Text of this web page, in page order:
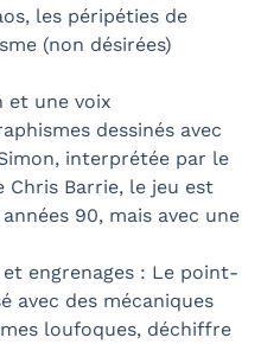
les péripéties de
(non désirées)
et une voix
dessinés avec
interprétée par le
Chris Barrie, le jeu est
90, mais avec une
engrenages : Le point-
avec des mécaniques
loufoques, déchiffre